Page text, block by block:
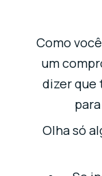
Como
um
dizer que
Olha só